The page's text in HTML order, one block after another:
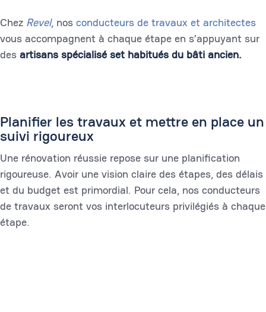
Chez Revel, nos conducteurs de travaux et architectes
vous accompagnent à chaque étape en s’appuyant sur
des artisans spécialisé set habitués du bâti ancien.
Planifier les travaux et mettre en place un
suivi rigoureux
Une rénovation réussie repose sur une planification
rigoureuse. Avoir une vision claire des étapes, des délais
et du budget est primordial. Pour cela, nos conducteurs
de travaux seront vos interlocuteurs privilégiés à chaque
étape.